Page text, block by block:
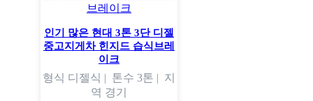
인기 많은 현대 3톤 3단 디젤
중고지게차 힌지드 습식브레
이크
형식 디젤식 | 톤수 3톤 | 지
역 경기